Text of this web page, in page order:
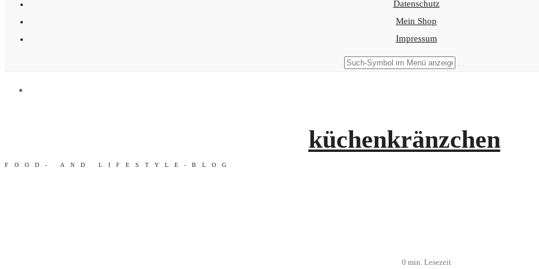
Datenschutz
Mein Shop
Impressum
küchenkränzchen
FOOD- AND LIFESTYLE-BLOG
0 min. Lesezeit